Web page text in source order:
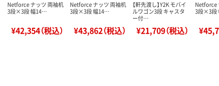
Netforce ナッツ 両袖机
3段×3段 幅14…
¥42,354（税込）
Netforce ナッツ 両袖机
3段×3段 幅14…
¥43,862（税込）
【軒先渡し】Y2K モバイ
ルワゴン3段 キャスタ
ー付…
¥21,709（税込）
Netforce
3段×3段